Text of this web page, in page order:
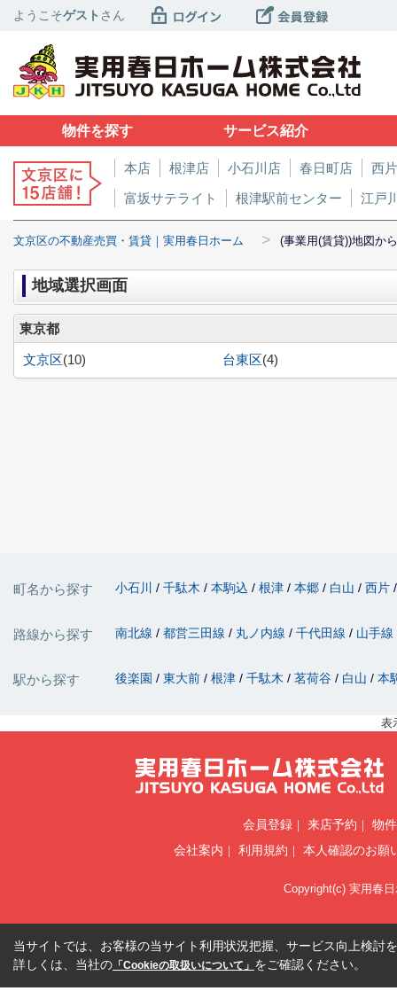
ようこそゲスト さん
物件を探す サービス紹介
本店 根津店 小石川店 春日町店
西
富坂サテライト
根津駅前センター 江戸
文京区の不動産売買・賃貸｜実用春日ホーム > (事業用(賃貸))地図か
地域選択画面
東京都
文京区(10) 台東区(4)
町名から探す 小石川 千駄木 本駒込 根津 本郷 白山 西片
路線から探す 南北線 都営三田線 丸ノ内線 千代田線 山手線
駅から探す 後楽園 東大前 根津 千駄木 茗荷谷 白山 本
表
会員登録 来店予約
物
会社案内
利用規約 本人確認のお願
Copyright(c) 実用春
当サイトでは、お客様の当サイト利用状況把握、サービス向上検討
詳しくは、当社の 「Cookieの取扱いについて」 をご確認ください。